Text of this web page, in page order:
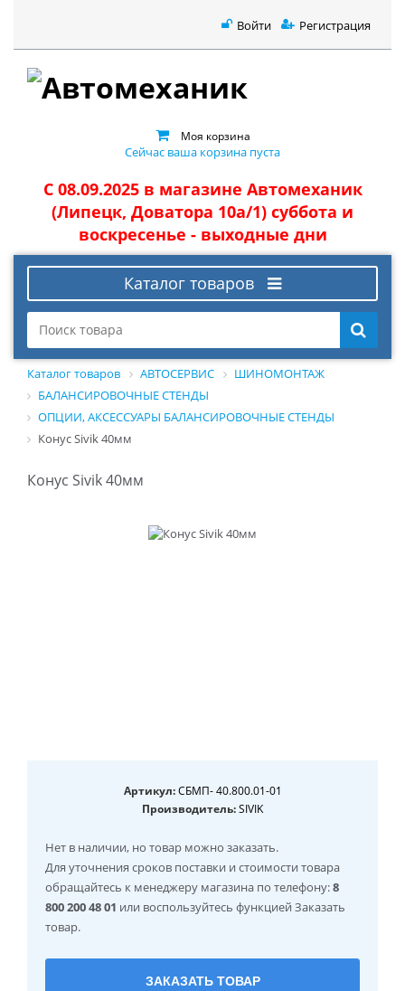
Войти Регистрация
Моя корзина
Сейчас ваша корзина пуста
С 08.09.2025 в магазине Автомеханик
(Липецк, Доватора 10а/1) суббота и
воскресенье - выходные дни
Каталог товаров
Каталог товаров АВТОСЕРВИС
ШИНОМОНТАЖ
БАЛАНСИРОВОЧНЫЕ СТЕНДЫ
ОПЦИИ, АКСЕССУАРЫ БАЛАНСИРОВОЧНЫЕ СТЕНДЫ
Конус Sivik 40мм
Конус Sivik 40мм
Артикул:СБМП- 40.800.01-01
Производитель:SIVIK
Нет в наличии, но товар можно заказать.
Для уточнения сроков поставки и стоимости товара
обращайтесь к менеджеру магазина по телефону:8
800 200 48 01 или воспользуйтесь функцией Заказать
товар.
ЗАКАЗАТЬ ТОВАР